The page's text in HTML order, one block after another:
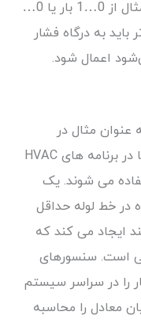
محدوده مثبت (p1>p2) به عنوان مثال از 0…1 بار یا 0…
باید به درگاه فشار
اعمال شود.
مثال در
صنایع برای تعیین جریان یا در برنامه های HVAC
می شوند. یک
خط لوله حداقل
ایجاد می کند که
است. سنسورهای
را در سراسر سیستم
معادل را محاسبه